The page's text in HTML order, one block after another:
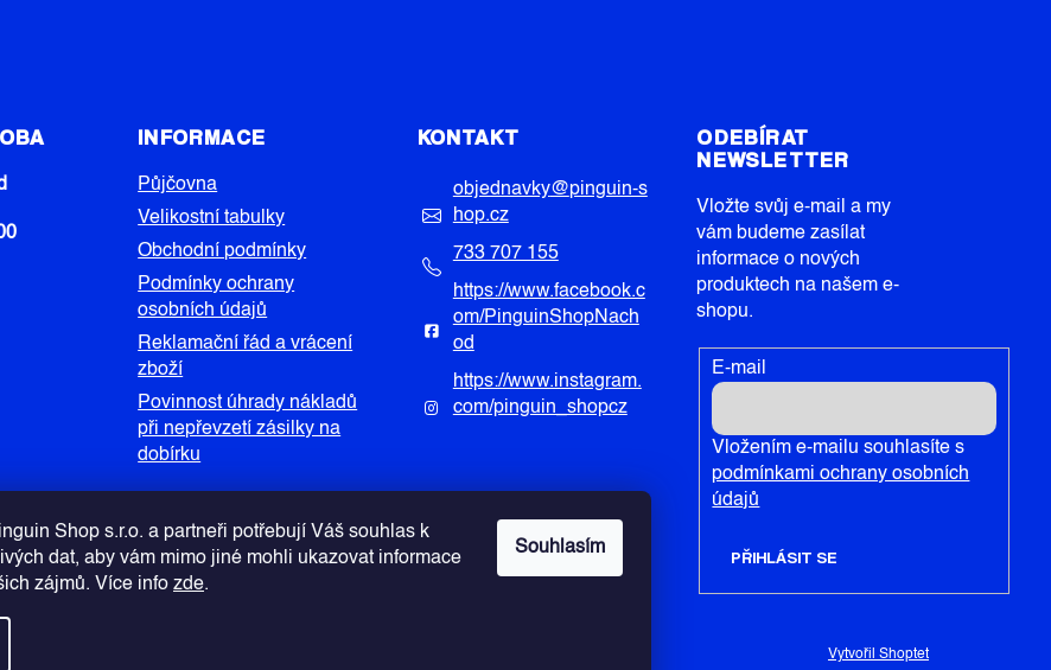
Shop s.r.o. a partneři potřebují Váš souhlas k
dat, aby vám mimo jiné mohli ukazovat informace
zájmů. Více info zde.
Souhlasím
INFORMACE
Půjčovna
Velikostní tabulky
Obchodní podmínky
Podmínky ochrany
osobních údajů
Reklamační řád a vrácení
zboží
Povinnost úhrady nákladů
při nepřevzetí zásilky na
dobírku
KONTAKT
objednavky@pinguin-s
hop.cz
733 707 155
https://www.facebook.c
om/PinguinShopNach
od
https://www.instagram.
com/pinguin_shopcz
ODEBÍRAT
NEWSLETTER
Vložte svůj e-mail a my
vám budeme zasílat
informace o nových
produktech na našem e-
shopu.
E-mail
Vložením e-mailu souhlasíte s
podmínkami ochrany osobních
údajů
PŘIHLÁSIT SE
Vytvořil Shoptet